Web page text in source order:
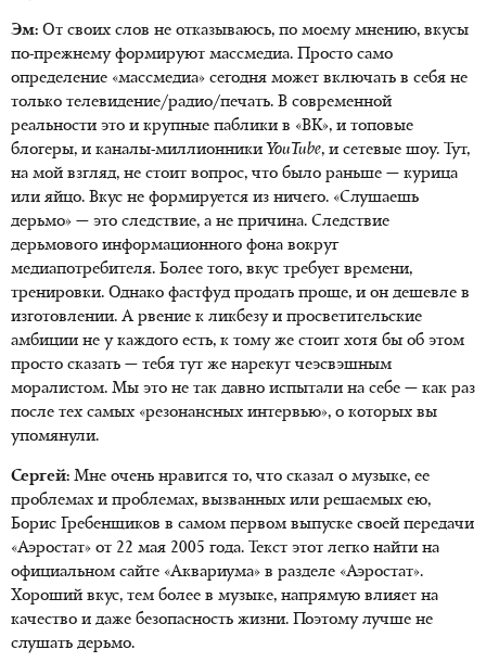
Эм: От своих слов не отказываюсь, по моему мнению, вкусы
по-прежнему формируют массмедиа. Просто само
определение «массмедиа» сегодня может включать в себя не
только телевидение/радио/печать. В современной
реальности это и крупные паблики в «ВК», и топовые
блогеры, и каналы-миллионники YouTube, и сетевые шоу. Тут,
на мой взгляд, не стоит вопрос, что было раньше — курица
или яйцо. Вкус не формируется из ничего. «Слушаешь
дерьмо» — это следствие, а не причина. Следствие
дерьмового информационного фона вокруг
медиапотребителя. Более того, вкус требует времени,
тренировки. Однако фастфуд продать проще, и он дешевле в
изготовлении. А рвение к ликбезу и просветительские
амбиции не у каждого есть, к тому же стоит хотя бы об этом
просто сказать — тебя тут же нарекут чеэсвэшным
моралистом. Мы это не так давно испытали на себе — как раз
после тех самых «резонансных интервью», о которых вы
упомянули.
Сергей: Мне очень нравится то, что сказал о музыке, ее
проблемах и проблемах, вызванных или решаемых ею,
Борис Гребенщиков в самом первом выпуске своей передачи
«Аэростат» от 22 мая 2005 года. Текст этот легко найти на
официальном сайте «Аквариума» в разделе «Аэростат».
Хороший вкус, тем более в музыке, напрямую влияет на
качество и даже безопасность жизни. Поэтому лучше не
слушать дерьмо.